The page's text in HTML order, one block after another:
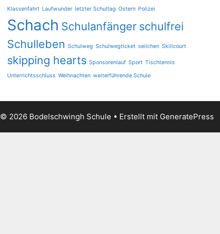
Klassenfahrt Laufwunder letzter Schultag Ostern Polizei
Schach Schulanfänger schulfrei
Schulleben Schulweg Schulwegticket seilchen Skillcourt
skipping hearts Sponsorenlauf Sport Tischtennis
Unterrichtsschluss Weihnachten weiterführende Schule
© 2026 Bodelschwingh Schule • Erstellt mit GeneratePress